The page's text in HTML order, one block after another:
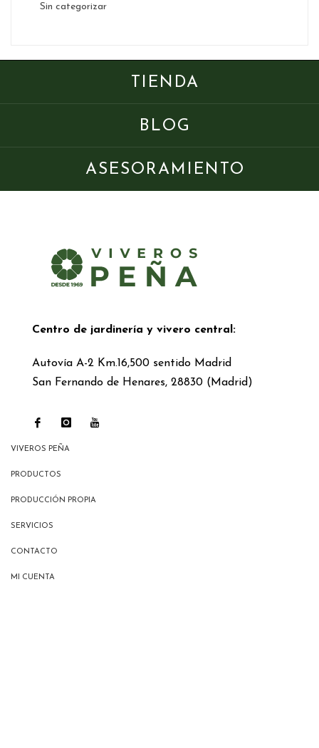
Sin categorizar
TIENDA
BLOG
ASESORAMIENTO
Centro de jardinería y vivero central:
Autovía A-2 Km.16,500 sentido Madrid
San Fernando de Henares, 28830 (Madrid)
VIVEROS PEÑA
PRODUCTOS
PRODUCCIÓN PROPIA
SERVICIOS
CONTACTO
MI CUENTA